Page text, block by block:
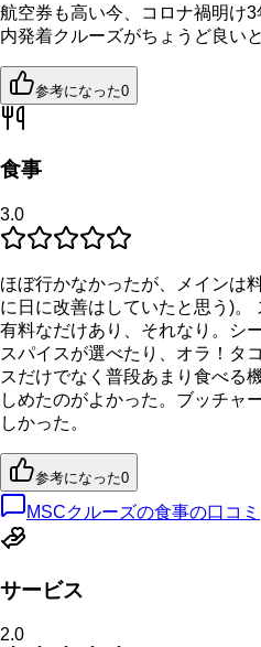
航空券も高い今、コロナ禍明け
内発着クルーズがちょうど良い
参考になった0
食事
3.0
ほぼ行かなかったが、メインは
に日に改善はしていたと思う)。
有料なだけあり、それなり。シ
スパイスが選べたり、オラ！タ
スだけでなく普段あまり食べる
しめたのがよかった。ブッチャ
しかった。
参考になった0
MSCクルーズの食事の口コミ
サービス
2.0